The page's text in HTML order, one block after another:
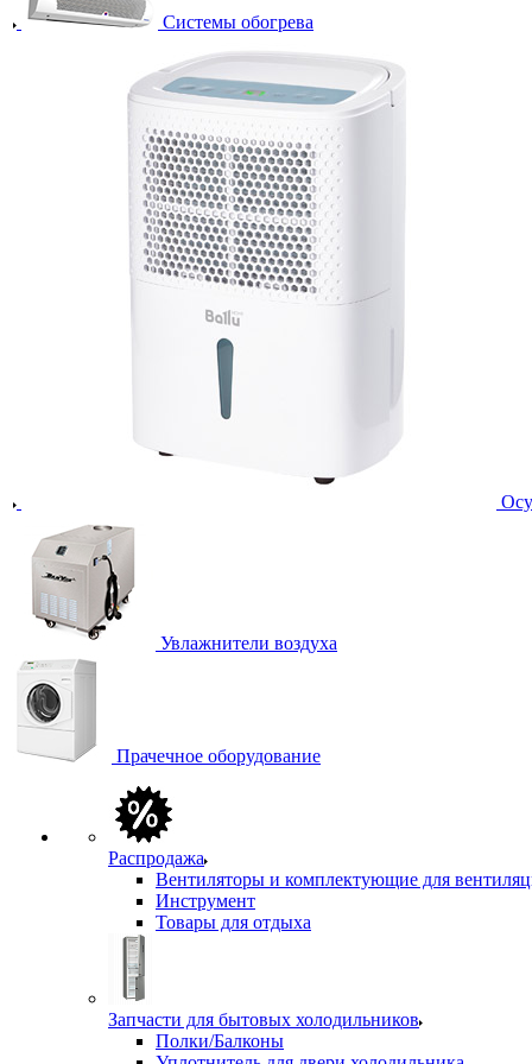
Системы обогрева
Увлажнители воздуха
Прачечное оборудование
Распродажа
Вентиляторы и комплектующие для
Инструмент
Товары для отдыха
Запчасти для бытовых холодильников
Полки/Балконы